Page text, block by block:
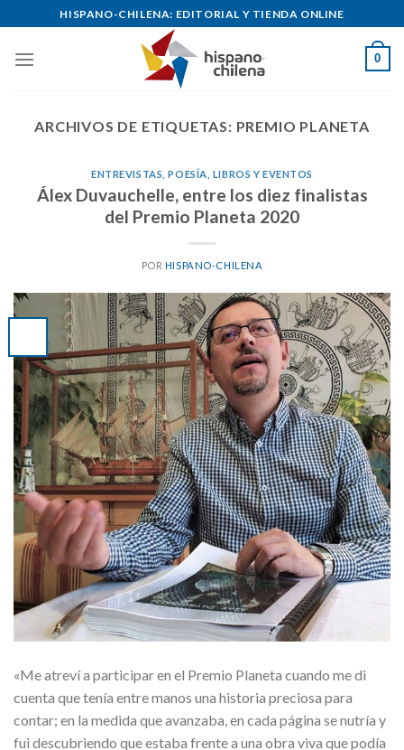
to
content
HISPANO-CHILENA: EDITORIAL Y TIENDA ONLINE
0
ARCHIVOS DE ETIQUETAS: PREMIO PLANETA
ENTREVISTAS ,POESÍA, LIBROS Y EVENTOS
Álex Duvauchelle, entre los diez finalistas
del Premio Planeta 2020
POR HISPANO-CHILENA
«Me atreví a participar en el Premio Planeta cuando me di
cuenta que tenía entre manos una historia preciosa para
contar; en la medida que avanzaba, en cada página se nutría y
fui descubriendo que estaba frente a una obra viva que podía